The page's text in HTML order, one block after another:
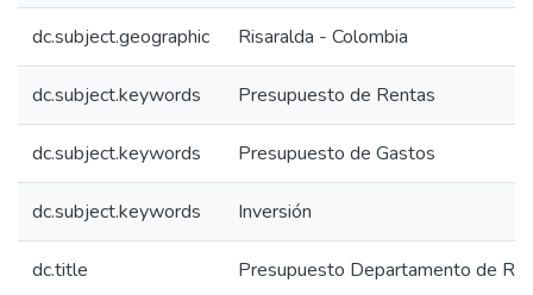
dc.subject.geographic Risaralda - Colombia
dc.subject.keywords Presupuesto de Rentas
dc.subject.keywords Presupuesto de Gastos
dc.subject.keywords Inversión
dc.title Presupuesto Departamento de